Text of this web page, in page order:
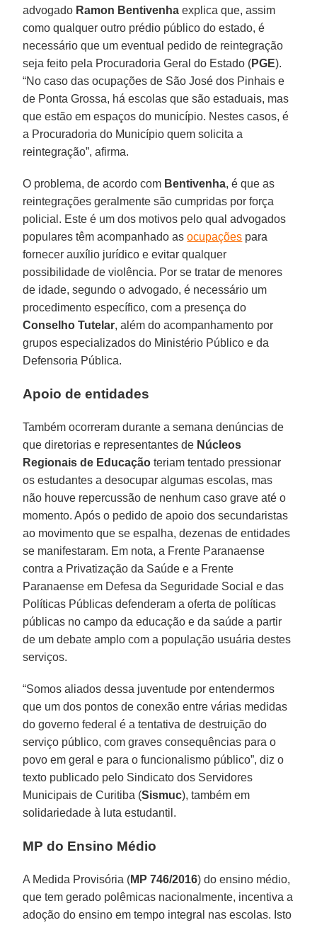
advogado Ramon Bentivenha explica que, assim
como qualquer outro prédio público do estado, é
necessário que um eventual pedido de reintegração
seja feito pela Procuradoria Geral do Estado (PGE).
“No caso das ocupações de São José dos Pinhais e
de Ponta Grossa, há escolas que são estaduais, mas
que estão em espaços do município. Nestes casos, é
a Procuradoria do Município quem solicita a
reintegração”, afirma.
O problema, de acordo com Bentivenha, é que as
reintegrações geralmente são cumpridas por força
policial. Este é um dos motivos pelo qual advogados
populares têm acompanhado asocupações para
fornecer auxílio jurídico e evitar qualquer
possibilidade de violência. Por se tratar de menores
de idade, segundo o advogado, é necessário um
procedimento específico, com a presença do
Conselho Tutelar, além do acompanhamento por
grupos especializados do Ministério Público e da
Defensoria Pública.
Apoio de entidades
Também ocorreram durante a semana denúncias de
que diretorias e representantes de Núcleos
Regionais de Educação teriam tentado pressionar
os estudantes a desocupar algumas escolas, mas
não houve repercussão de nenhum caso grave até o
momento. Após o pedido de apoio dos secundaristas
ao movimento que se espalha, dezenas de entidades
se manifestaram. Em nota, a Frente Paranaense
contra a Privatização da Saúde e a Frente
Paranaense em Defesa da Seguridade Social e das
Políticas Públicas defenderam a oferta de políticas
públicas no campo da educação e da saúde a partir
de um debate amplo com a população usuária destes
serviços.
“Somos aliados dessa juventude por entendermos
que um dos pontos de conexão entre várias medidas
do governo federal é a tentativa de destruição do
serviço público, com graves consequências para o
povo em geral e para o funcionalismo público”, diz o
texto publicado pelo Sindicato dos Servidores
Municipais de Curitiba (Sismuc), também em
solidariedade à luta estudantil.
MP do Ensino Médio
A Medida Provisória (MP 746/2016) do ensino médio,
que tem gerado polêmicas nacionalmente, incentiva a
adoção do ensino em tempo integral nas escolas. Isto